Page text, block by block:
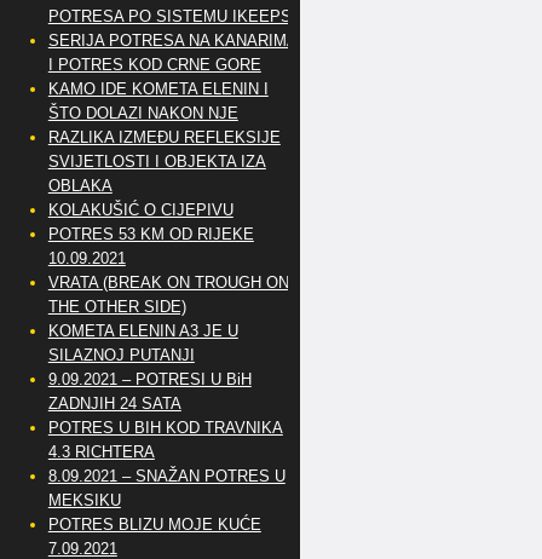
POTRESA PO SISTEMU IKEEPS
SERIJA POTRESA NA KANARIMA
I POTRES KOD CRNE GORE
KAMO IDE KOMETA ELENIN I
ŠTO DOLAZI NAKON NJE
RAZLIKA IZMEĐU REFLEKSIJE
SVIJETLOSTI I OBJEKTA IZA
OBLAKA
KOLAKUŠIĆ O CIJEPIVU
POTRES 53 KM OD RIJEKE
10.09.2021
VRATA (BREAK ON TROUGH ON
THE OTHER SIDE)
KOMETA ELENIN A3 JE U
SILAZNOJ PUTANJI
9.09.2021 – POTRESI U BiH
ZADNJIH 24 SATA
POTRES U BIH KOD TRAVNIKA
4.3 RICHTERA
8.09.2021 – SNAŽAN POTRES U
MEKSIKU
POTRES BLIZU MOJE KUĆE
7.09.2021